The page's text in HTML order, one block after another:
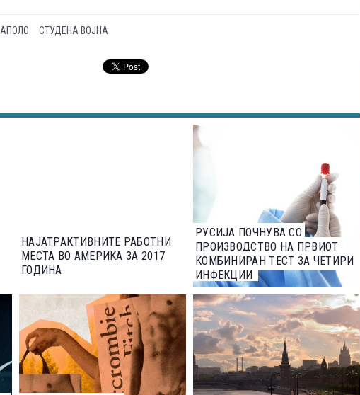
АПОЛО СТУДЕНА ВОЈНА
НАЈАТРАКТИВНИТЕ РАБОТНИ
МЕСТА ВО АМЕРИКА ЗА 2017
ГОДИНА
РУСИЈА ПОЧНУВА СО
ПРОИЗВОДСТВО НА ПРВИОТ
КОМБИНИРАН ТЕСТ ЗА ЧЕТИРИ
ИНФЕКЦИИ